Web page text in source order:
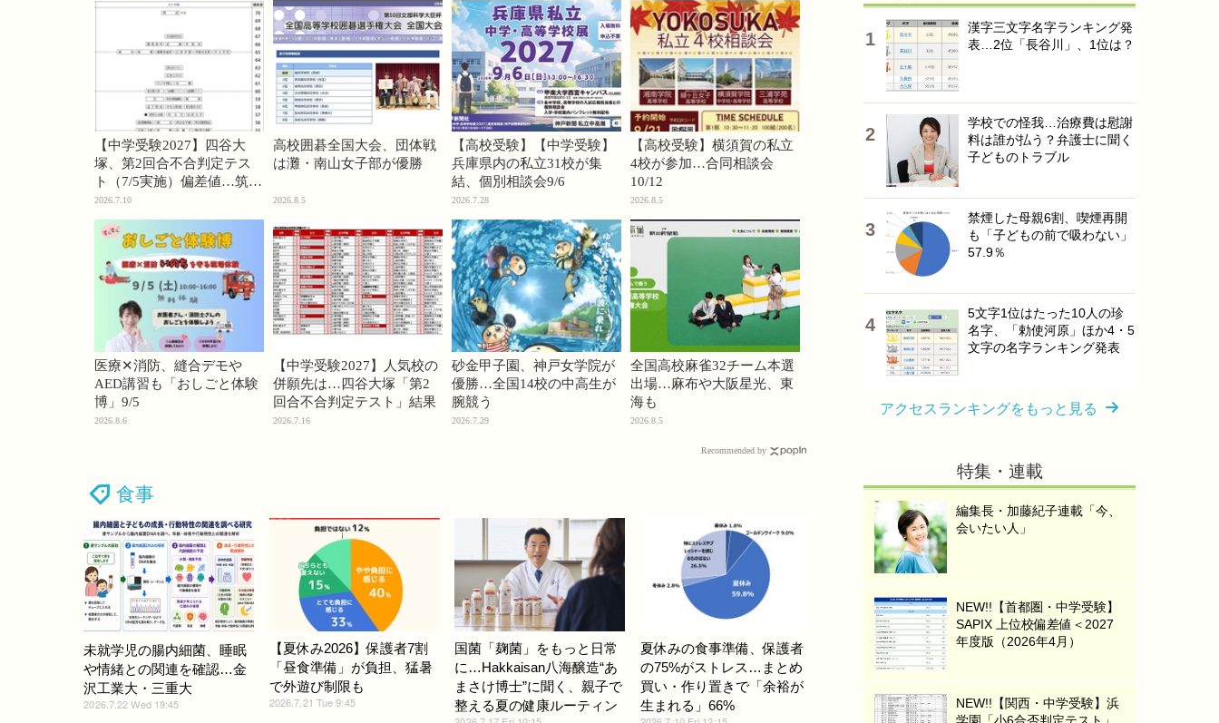
【中学受験2027】四谷大
塚、第2回合不合判定テス
ト（7/5実施）偏差値…筑駒
74・桜蔭70＜PR＞
2026.7.10
高校囲碁全国大会、団体戦
は灘・南山女子部が優勝
2026.8.5
【高校受験】【中学受験】
兵庫県内の私立31校が集
結、個別相談会9/6
2026.7.28
【高校受験】横須賀の私立
4校が参加…合同相談会
10/12
2026.8.5
医療✕消防、縫合デモや
AED講習も「おしごと体験
博」9/5
2026.8.6
【中学受験2027】人気校の
併願先は…四谷大塚「第2
回合不合判定テスト」結果
2026.7.16
砂金甲子園、神戸女学院が
優勝…全国14校の中高生が
腕競う
2026.7.29
全国高校麻雀32チーム本選
出場…麻布や大阪星光、東
海も
2026.8.5
Recommended by
食事
未就学児の腸内細菌、睡眠
や情緒との関連を確認…金
沢工業大・三重大
2026.7.22 Wed 19:45
【夏休み2026】保護者7割
「昼食準備」が負担、猛暑
で外遊び制限も
2026.7.21 Tue 9:45
国菌「麹菌」をもっと日常
に…Hakkaisan八海醸造“あ
まさけ博士”に聞く、親子で
整える夏の健康ルーティン
夏休みの食事準備、保護者
の75%がストレス…まとめ
買い・作り置きで「余裕が
生まれる」66%
漢字三文字名字ランキング発
表…2位「長谷川」、1位は？
学校での怪我…治療費は慰謝
料は誰が払う？弁護士に聞く
子どものトラブル
禁煙した母親6割、喫煙再開
も「子どもの前で吸わない」
57.9％
5文字1位はたった10人の珍
名字、「勅使河原」ほか4・5
文字の名字ランキング発表
アクセスランキングをもっと見る
特集・連載
編集長・加藤紀子連載「今、
会いたい人」
NEW!!【首都圏・中学受験】
SAPIX 上位校偏差値＜2027
年度版（2026年4月）
NEW!!【関西・中学受験】浜